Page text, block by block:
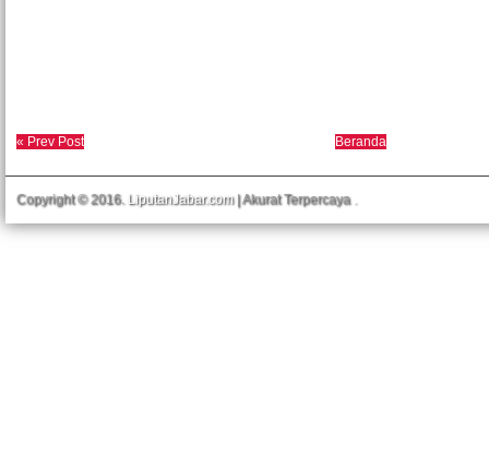
« Prev Post Beranda
Copyright © 2016. LiputanJabar.com| Akurat Terpercaya